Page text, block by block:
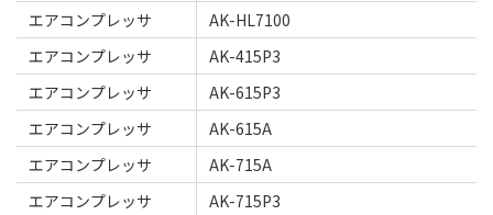
エアコンプレッサ
AK-HL7100
エアコンプレッサ
AK-415P3
エアコンプレッサ
AK-615P3
エアコンプレッサ
AK-615A
エアコンプレッサ
AK-715A
エアコンプレッサ
AK-715P3